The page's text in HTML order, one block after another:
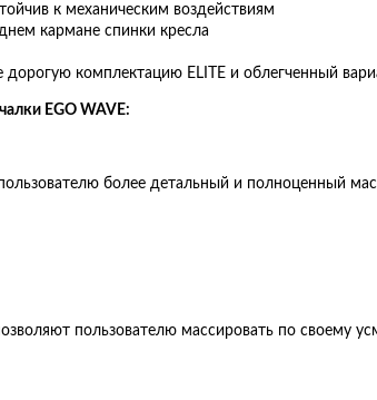
к механическим воздействиям
кармане спинки кресла
комплектацию ELITE и облегченный
EGO WAVE:
более детальный и полноценный
пользователю массировать по своему